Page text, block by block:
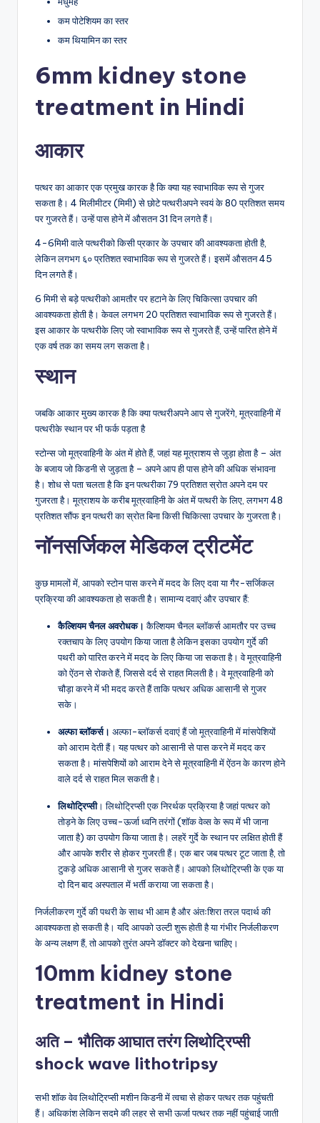
कम पोटेशियम का स्तर
कम थियामिन का स्तर
6mm kidney stone
treatment in Hindi
आकार
पत्थर का आकार एक प्रमुख कारक है कि क्या यह स्वाभाविक रूप से गुजर
सकता है। 4 मिलीमीटर (मिमी) से छोटे पत्थरीअपने स्वयं के 80 प्रतिशत समय
पर गुजरते हैं। उन्हें पास होने में औसतन 31 दिन लगते हैं।
4-6मिमी वाले पत्थरीको किसी प्रकार के उपचार की आवश्यकता होती है,
लेकिन लगभग ६० प्रतिशत स्वाभाविक रूप से गुजरते हैं। इसमें औसतन 45
दिन लगते हैं।
6 मिमी से बड़े पत्थरीको आमतौर पर हटाने के लिए चिकित्सा उपचार की
आवश्यकता होती है। केवल लगभग 20 प्रतिशत स्वाभाविक रूप से गुजरते हैं।
इस आकार के पत्थरीके लिए जो स्वाभाविक रूप से गुजरते हैं, उन्हें पारित होने में
एक वर्ष तक का समय लग सकता है।
स्थान
जबकि आकार मुख्य कारक है कि क्या पत्थरीअपने आप से गुजरेंगे, मूत्रवाहिनी में
पत्थरीके स्थान पर भी फर्क पड़ता है
स्टोन्स जो मूत्रवाहिनी के अंत में होते हैं, जहां यह मूत्राशय से जुड़ा होता है – अंत
के बजाय जो किडनी से जुड़ता है – अपने आप ही पास होने की अधिक संभावना
है। शोध से पता चलता है कि इन पत्थरीका 79 प्रतिशत स्रोत अपने दम पर
गुजरता है। मूत्राशय के करीब मूत्रवाहिनी के अंत में पत्थरी के लिए, लगभग 48
प्रतिशत सौंफ इन पत्थरी का स्रोत बिना किसी चिकित्सा उपचार के गुजरता है।
नॉनसर्जिकल मेडिकल ट्रीटमेंट
कुछ मामलों में, आपको स्टोन पास करने में मदद के लिए दवा या गैर-सर्जिकल
प्रक्रिया की आवश्यकता हो सकती है। सामान्य दवाएं और उपचार हैं:
कैल्शियम चैनल अवरोधक। कैल्शियम चैनल ब्लॉकर्स आमतौर पर उच्च
रक्तचाप के लिए उपयोग किया जाता है लेकिन इसका उपयोग गुर्दे की
पथरी को पारित करने में मदद के लिए किया जा सकता है। वे मूत्रवाहिनी
को ऐंठन से रोकते हैं, जिससे दर्द से राहत मिलती है। वे मूत्रवाहिनी को
चौड़ा करने में भी मदद करते हैं ताकि पत्थर अधिक आसानी से गुजर
सके।
अल्फा ब्लॉकर्स। अल्फा-ब्लॉकर्स दवाएं हैं जो मूत्रवाहिनी में मांसपेशियों
को आराम देती हैं। यह पत्थर को आसानी से पास करने में मदद कर
सकता है। मांसपेशियों को आराम देने से मूत्रवाहिनी में ऐंठन के कारण होने
वाले दर्द से राहत मिल सकती है।
लिथोट्रिप्सी। लिथोट्रिप्सी एक निरर्थक प्रक्रिया है जहां पत्थर को
तोड़ने के लिए उच्च-ऊर्जा ध्वनि तरंगों (शॉक वेव्स के रूप में भी जाना
जाता है) का उपयोग किया जाता है। लहरें गुर्दे के स्थान पर लक्षित होती हैं
और आपके शरीर से होकर गुजरती हैं। एक बार जब पत्थर टूट जाता है, तो
टुकड़े अधिक आसानी से गुजर सकते हैं। आपको लिथोट्रिप्सी के एक या
दो दिन बाद अस्पताल में भर्ती कराया जा सकता है।
निर्जलीकरण गुर्दे की पथरी के साथ भी आम है और अंतःशिरा तरल पदार्थ की
आवश्यकता हो सकती है। यदि आपको उल्टी शुरू होती है या गंभीर निर्जलीकरण
के अन्य लक्षण हैं, तो आपको तुरंत अपने डॉक्टर को देखना चाहिए।
10mm kidney stone
treatment in Hindi
अति – भौतिक आघात तरंग लिथोट्रिप्सी
shock wave lithotripsy
सभी शॉक वेव लिथोट्रिप्सी मशीन किडनी में त्वचा से होकर पत्थर तक पहुंचती
हैं। अधिकांश लेकिन सदमे की लहर से सभी ऊर्जा पत्थर तक नहीं पहुंचाई जाती